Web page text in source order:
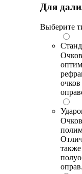
Для
Выберите
оправ.